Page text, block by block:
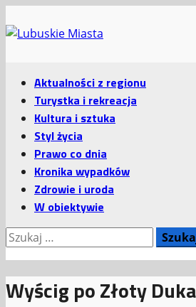
do
Menu
główne
Aktualności z regionu
Turystka i rekreacja
Kultura i sztuka
Styl życia
Prawo co dnia
Kronika wypadków
Zdrowie i uroda
W obiektywie
Szukaj:
Wyścig po Złoty